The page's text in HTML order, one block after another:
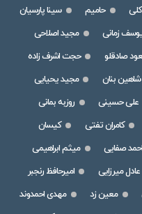
حامیم
سینا پارسیان
زمانی
مجید اصلاحی
صادقلو
حجت اشرف زاده
شاهین بنان
مجید یحیایی
علی حسینی
روزبه بمانی
کامران تفتی
کیسان
احمد صفایی
میثم ابراهیمی
عادل میرزایی
امیرحافظ رنجبر
معین زد
مهدی احمدوند